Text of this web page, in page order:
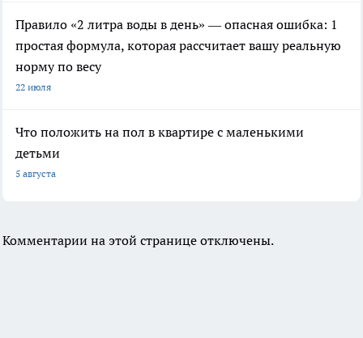
Правило «2 литра воды в день» — опасная ошибка: 1
простая формула, которая рассчитает вашу реальную
норму по весу
22 июля
Что положить на пол в квартире с маленькими
детьми
5 августа
Комментарии на этой странице отключены.